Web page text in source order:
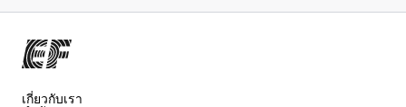
เกี่ยวกับเรา